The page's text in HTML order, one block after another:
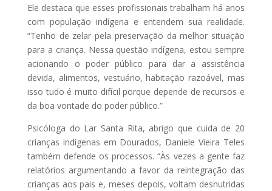
Ele destaca que esses profissionais trabalham há anos
com população indígena e entendem sua realidade.
“Tenho de zelar pela preservação da melhor situação
para a criança. Nessa questão indígena, estou sempre
acionando o poder público para dar a assistência
devida, alimentos, vestuário, habitação razoável, mas
isso tudo é muito difícil porque depende de recursos e
da boa vontade do poder público.”
Psicóloga do Lar Santa Rita, abrigo que cuida de 20
crianças indígenas em Dourados, Daniele Vieira Teles
também defende os processos. “Às vezes a gente faz
relatórios argumentando a favor da reintegração das
crianças aos pais e, meses depois, voltam desnutridas